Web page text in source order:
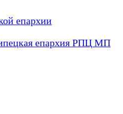
епархии
епархия РПЦ МП